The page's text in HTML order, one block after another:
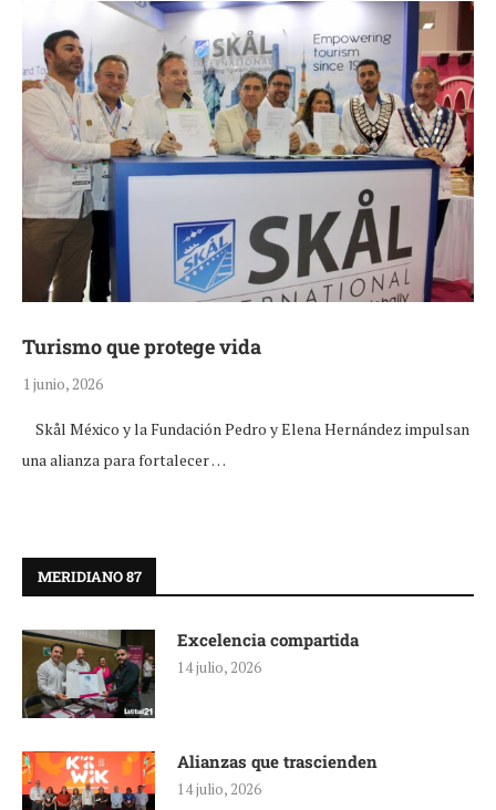
Turismo que protege vida
1 junio, 2026
Skål México y la Fundación Pedro y Elena Hernández impulsan
una alianza para fortalecer …
MERIDIANO 87
Excelencia compartida
14 julio, 2026
Alianzas que trascienden
14 julio, 2026